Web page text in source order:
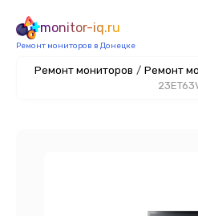
monitor-iq.ru
Ремонт мониторов в Донецке
Ремонт мониторов / Ремонт